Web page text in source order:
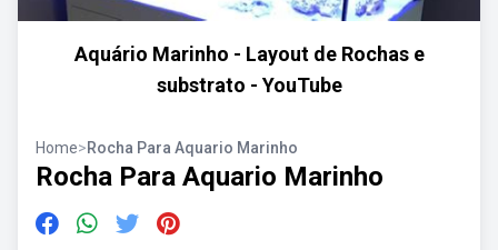
Aquário Marinho - Layout de Rochas e
substrato - YouTube
Home>Rocha Para Aquario Marinho
Rocha Para Aquario Marinho